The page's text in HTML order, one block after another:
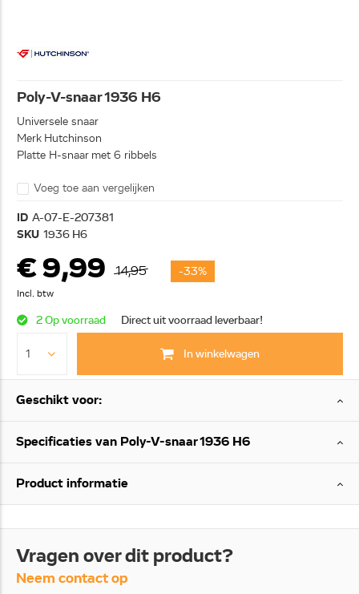
Poly-V-snaar 1936 H6
Universele snaar
Merk Hutchinson
Platte H-snaar met 6 ribbels
Voeg toe aan vergelijken
ID A-07-E-207381
SKU 1936 H6
€ 9,99 14,95 -33%
Incl. btw
2 Op voorraad Direct uit voorraad leverbaar!
In winkelwagen
Geschikt voor:
Specificaties van Poly-V-snaar 1936 H6
Product informatie
Vragen over dit product?
Neem contact op